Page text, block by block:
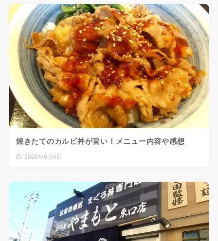
焼きたてのカルビ丼が旨い！メニュー内容や感想
2026年6月6日